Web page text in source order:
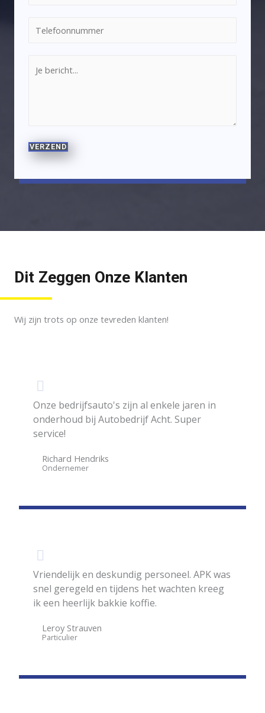
VERZEND
Dit Zeggen Onze Klanten
Wij zijn trots op onze tevreden klanten!
Onze bedrijfsauto's zijn al enkele jaren in
onderhoud bij Autobedrijf Acht. Super
service!
Richard Hendriks
Ondernemer
Vriendelijk en deskundig personeel. APK was
snel geregeld en tijdens het wachten kreeg
ik een heerlijk bakkie koffie.
Leroy Strauven
Particulier